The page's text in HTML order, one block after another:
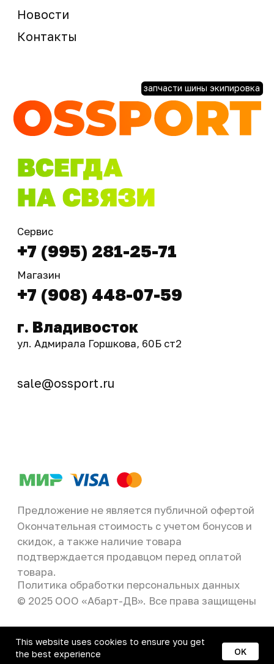
This website uses cookies to ensure you get
the best experience
OK